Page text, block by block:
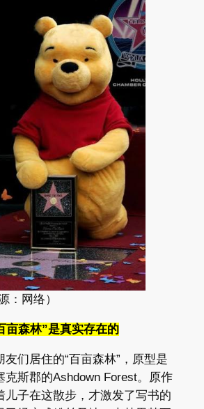
：网络）
亩森林”是真实存在的
们居住的“百亩森林”，原型是
克斯郡的Ashdown Forest。原作
儿子在这散步，才激发了写书的